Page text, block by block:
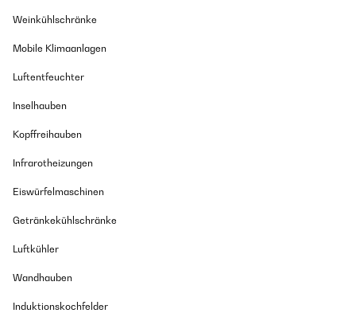
Weinkühlschränke
Mobile Klimaanlagen
Luftentfeuchter
Inselhauben
Kopffreihauben
Infrarotheizungen
Eiswürfelmaschinen
Getränkekühlschränke
Luftkühler
Wandhauben
Induktionskochfelder